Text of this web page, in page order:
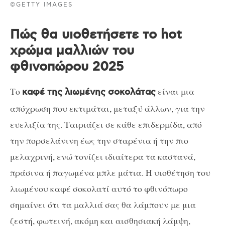
©GETTY IMAGES
Πώς θα υιοθετήσετε το hot
χρώμα μαλλιών του
φθινοπώρου 2025
Το καφέ της λιωμένης σοκολάταςείναι μια
απόχρωση που εκτιμάται, μεταξύ άλλων, για την
ευελιξία της. Ταιριάζει σε κάθε επιδερμίδα, από
την πορσελάνινη έως την σταρένια ή την πιο
μελαχρινή, ενώ τονίζει ιδιαίτερα τα καστανά,
πράσινα ή παγωμένα μπλε μάτια. Η υιοθέτηση του
λιωμένου καφέ σοκολατί αυτό το φθινόπωρο
σημαίνει ότι τα μαλλιά σας θα λάμπουν με μια
ζεστή, φωτεινή, ακόμη και αισθησιακή λάμψη,